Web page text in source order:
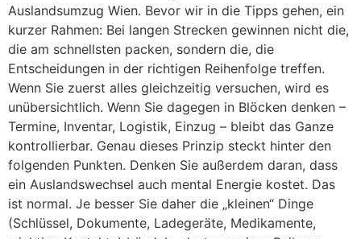
Auslandsumzug Wien. Bevor wir in die Tipps gehen, ein
kurzer Rahmen: Bei langen Strecken gewinnen nicht die,
die am schnellsten packen, sondern die, die
Entscheidungen in der richtigen Reihenfolge treffen.
Wenn Sie zuerst alles gleichzeitig versuchen, wird es
unübersichtlich. Wenn Sie dagegen in Blöcken denken –
Termine, Inventar, Logistik, Einzug – bleibt das Ganze
kontrollierbar. Genau dieses Prinzip steckt hinter den
folgenden Punkten. Denken Sie außerdem daran, dass
ein Auslandswechsel auch mental Energie kostet. Das
ist normal. Je besser Sie daher die „kleinen“ Dinge
(Schlüssel, Dokumente, Ladegeräte, Medikamente,